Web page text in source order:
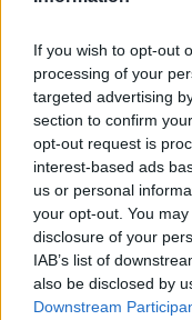
If you wish to opt-out
processing of your
targeted advertising
section to confirm
opt-out request is
interest-based ads
us or personal
your opt-out. You
disclosure of your
IAB’s list of
also be disclosed by
Downstream
seguir el camino
ella?
AUTOR
staff